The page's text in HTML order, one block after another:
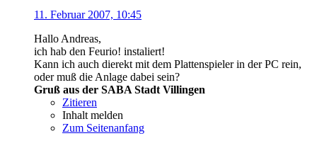
11. Februar 2007, 10:45
Hallo Andreas,
ich hab den Feurio! instaliert!
Kann ich auch dierekt mit dem Plattenspieler in der PC rein,
oder muß die Anlage dabei sein?
Gruß aus der SABA Stadt Villingen
Zitieren
Inhalt melden
Zum Seitenanfang